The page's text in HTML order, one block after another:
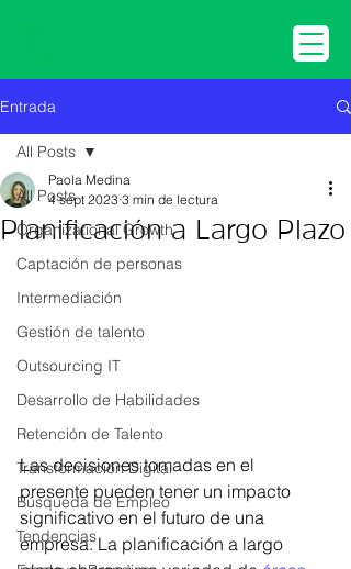
Entrada
All Posts
Organizational Growth
Captación de personas
Intermediación
Gestión de talento
Outsourcing IT
Desarrollo de Habilidades
Retención de Talento
Transformación Digital
Búsqueda de Empleo
Tendencias
All Posts
Planificación a Largo Plazo
Paola Medina
4 sept 2023 3 min de lectura
Las decisiones tomadas en el
presente pueden tener un impacto
significativo en el futuro de una
empresa. La planificación a largo